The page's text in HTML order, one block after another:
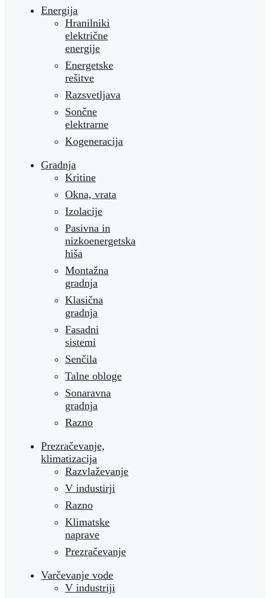
Energija
Hranilniki
električne
energije
Energetske
rešitve
Razsvetljava
Sončne
elektrarne
Kogeneracija
Gradnja
Kritine
Okna, vrata
Izolacije
Pasivna in
nizkoenergetska
hiša
Montažna
gradnja
Klasična
gradnja
Fasadni
sistemi
Senčila
Talne obloge
Sonaravna
gradnja
Razno
Prezračevanje,
klimatizacija
Razvlaževanje
V industirji
Razno
Klimatske
naprave
Prezračevanje
Varčevanje vode
V industriji